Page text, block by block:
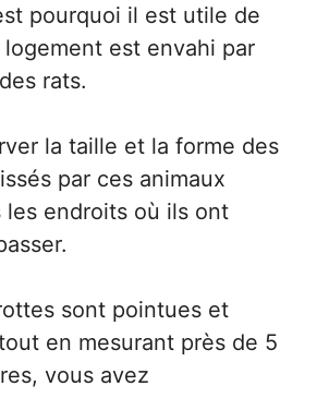
pourquoi il est utile de
est envahi par
rats.
la taille et la forme des
par ces animaux
les endroits où ils ont
sont pointues et
en mesurant près de 5
vous avez